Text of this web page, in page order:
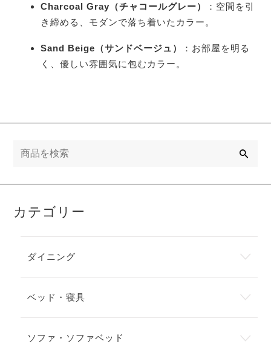
Charcoal Gray（チャコールグレー）
：空間を引
き締める、モダンで落ち着いたカラー。
Sand Beige（サンドベージュ）
：お部屋を明る
く、優しい雰囲気に包むカラー。
カテゴリー
ダイニング
ベッド・寝具
ソファ・ソファベッド